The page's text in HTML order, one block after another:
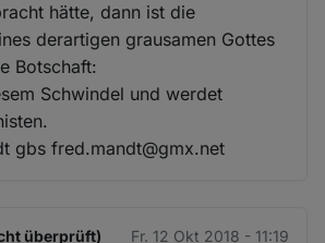
hätte, dann ist die
derartigen grausamen Gottes
Botschaft:
Schwindel und werdet
gbs fred.mandt@gmx.net
überprüft) Fr. 12 Okt 2018 - 11:19